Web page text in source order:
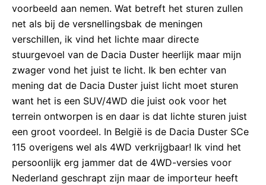
voorbeeld aan nemen. Wat betreft het sturen zullen
net als bij de versnellingsbak de meningen
verschillen, ik vind het lichte maar directe
stuurgevoel van de Dacia Duster heerlijk maar mijn
zwager vond het juist te licht. Ik ben echter van
mening dat de Dacia Duster juist licht moet sturen
want het is een SUV/4WD die juist ook voor het
terrein ontworpen is en daar is dat lichte sturen juist
een groot voordeel. In België is de Dacia Duster SCe
115 overigens wel als 4WD verkrijgbaar! Ik vind het
persoonlijk erg jammer dat de 4WD-versies voor
Nederland geschrapt zijn maar de importeur heeft